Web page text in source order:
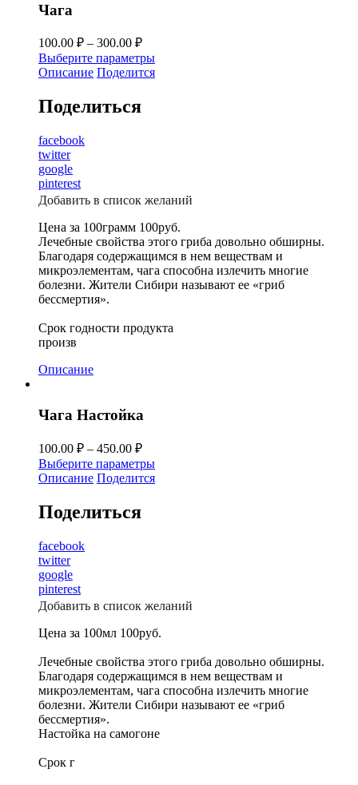
Чага
100.00 ₽ – 300.00 ₽
Выберите параметры
Описание Поделится
Поделиться
facebook
twitter
google
pinterest
Добавить в список желаний
Цена за 100грамм 100руб.
Лечебные свойства этого гриба довольно обширны.
Благодаря содержащимся в нем веществам и
микроэлементам, чага способна излечить многие
болезни. Жители Сибири называют ее «гриб
бессмертия».
Срок годности продукта
произв
Описание
Чага Настойка
100.00 ₽ – 450.00 ₽
Выберите параметры
Описание Поделится
Поделиться
facebook
twitter
google
pinterest
Добавить в список желаний
Цена за 100мл 100руб.
Лечебные свойства этого гриба довольно обширны.
Благодаря содержащимся в нем веществам и
микроэлементам, чага способна излечить многие
болезни. Жители Сибири называют ее «гриб
бессмертия».
Настойка на самогоне
Срок г